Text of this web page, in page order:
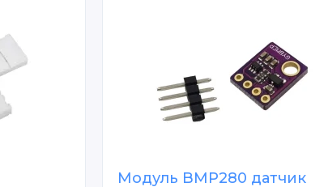
Модуль BMP280 датчик